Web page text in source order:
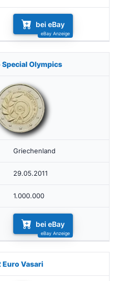
bei eBay
Special Olympics
Griechenland
29.05.2011
1.000.000
bei eBay
Euro Vasari